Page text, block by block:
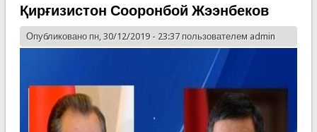
Қирғизистон Сооронбой Жээнбеков
Опубликовано пн, 30/12/2019 - 23:37 пользователем admin